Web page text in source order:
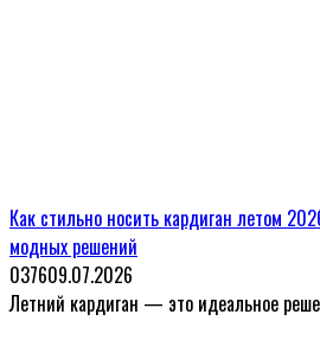
Как стильно носить кардиган летом
модных решений
037609.07.2026
Летний кардиган — это идеальное